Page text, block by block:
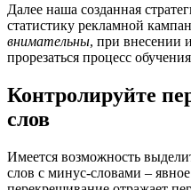
Далее наша созданная
статистику рекламной
внимательны, при внесении
прорезаться процесс
Контролируйте
слов
Имеется возможность
слов с минус-словами –